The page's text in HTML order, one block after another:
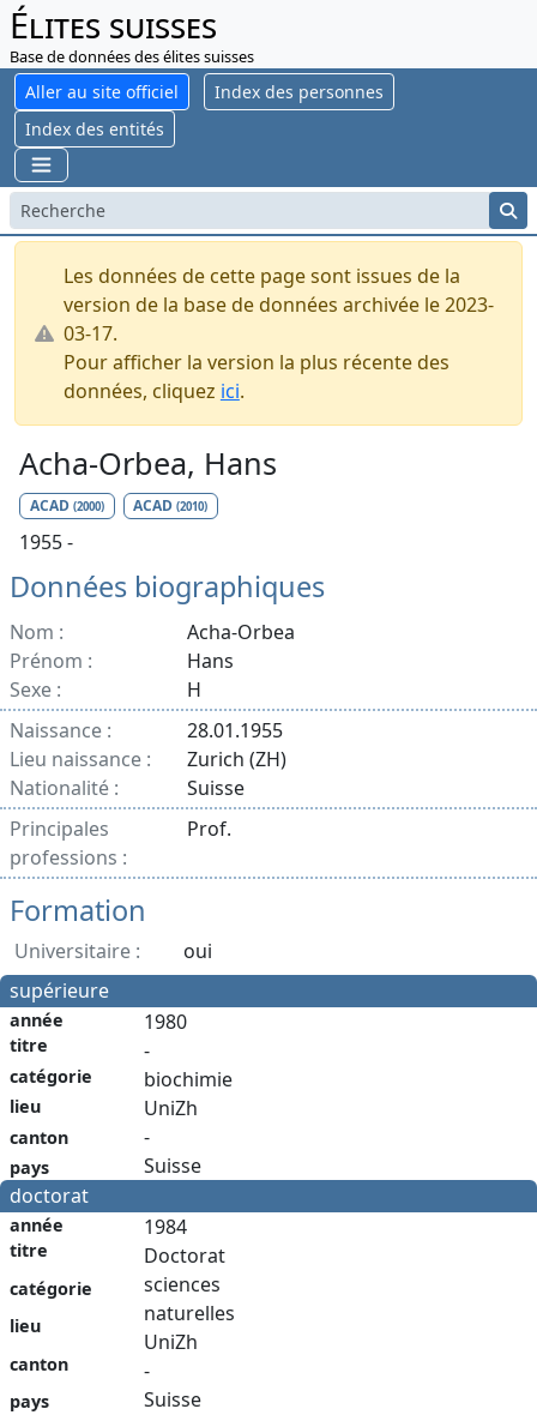
Élites suisses
Base de données des élites suisses
Aller au site officiel
Index des personnes
Index des entités
Les données de cette page sont issues de la
version de la base de données archivée le 2023-
03-17.
Pour afficher la version la plus récente des
données, cliquez ici.
Acha-Orbea, Hans
ACAD (2000) ACAD(2010)
1955 -
Données biographiques
Nom :
Acha-Orbea
Prénom :
Hans
Sexe :
H
Naissance :
28.01.1955
Lieu naissance :
Zurich (ZH)
Nationalité :
Suisse
Principales
professions :
Prof.
Formation
Universitaire :
oui
supérieure
année
titre
catégorie
lieu
canton
pays
1980
-
biochimie
UniZh
-
Suisse
doctorat
année
titre
catégorie
lieu
canton
pays
1984
Doctorat
sciences
naturelles
UniZh
-
Suisse